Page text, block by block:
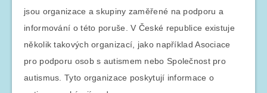
jsou organizace a skupiny zaměřené na podporu a
informování o této poruše. V České republice existuje
několik takových organizací, jako například Asociace
pro podporu osob s autismem nebo Společnost pro
autismus. Tyto organizace poskytují informace o